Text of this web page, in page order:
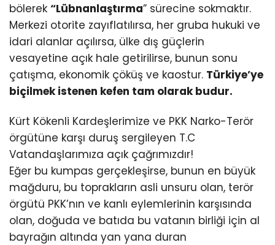
bölerek “Lübnanlaştırma” sürecine sokmaktır.
Merkezi otorite zayıflatılırsa, her gruba hukuki ve
idari alanlar açılırsa, ülke dış güçlerin
vesayetine açık hale getirilirse, bunun sonu
çatışma, ekonomik çöküş ve kaostur. Türkiye’ye
biçilmek istenen kefen tam olarak budur.
Kürt Kökenli Kardeşlerimize ve PKK Narko-Terör
örgütüne karşı duruş sergileyen T.C
Vatandaşlarımıza açık çağrımızdır!
Eğer bu kumpas gerçekleşirse, bunun en büyük
mağduru, bu toprakların asli unsuru olan, terör
örgütü PKK’nın ve kanlı eylemlerinin karşısında
olan, doğuda ve batıda bu vatanın birliği için al
bayrağın altında yan yana duran